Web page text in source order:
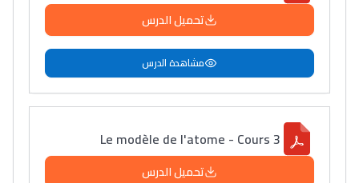
تحميل الدرس
مشاهدة الدرس
Le modèle de l'atome - Cours 3
تحميل الدرس